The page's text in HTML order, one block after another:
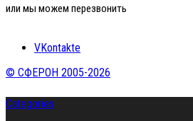
или мы можем перезвонить
VKontakte
© СФЕРОН 2005-2026
Categories